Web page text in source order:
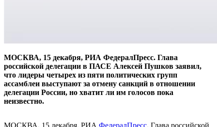
МОСКВА, 15 декабря, РИА ФедералПресс. Глава
российской делегации в ПАСЕ Алексей Пушков заявил,
что лидеры четырех из пяти политических групп
ассамблеи выступают за отмену санкций в отношении
делегации России, но хватит ли им голосов пока
неизвестно.
МОСКВА, 15 декабря, РИА ФедералПресс. Глава российской